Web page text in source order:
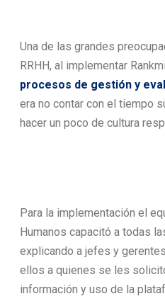
Una de las grandes
RRHH, al implementar
procesos de gestión y
era no contar con el tiempo
hacer un poco de cultura
Para la implementación el
Humanos capacitó a todas
explicando a jefes y
ellos a quienes se les
información y uso de la